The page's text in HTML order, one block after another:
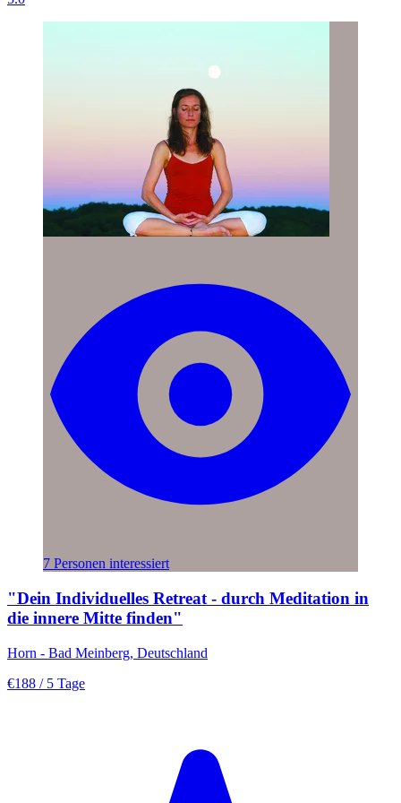
7 Personen interessiert
"Dein Individuelles Retreat - durch Meditation in
die innere Mitte finden"
Horn - Bad Meinberg, Deutschland
€188 / 5 Tage